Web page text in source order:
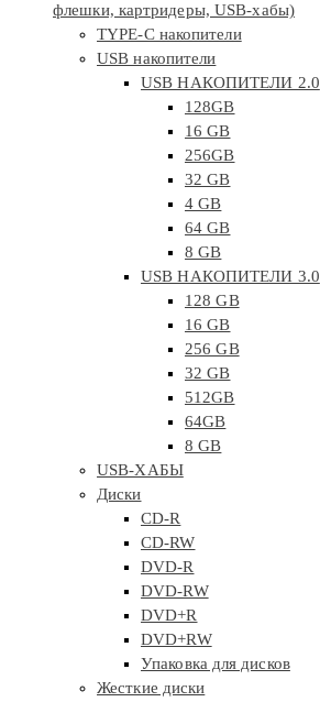
флешки, картридеры, USB-хабы)
TYPE-C накопители
USB накопители
USB НАКОПИТЕЛИ 2.0
128GB
16 GB
256GB
32 GB
4 GB
64 GB
8 GB
USB НАКОПИТЕЛИ 3.0
128 GB
16 GB
256 GB
32 GB
512GB
64GB
8 GB
USB-ХАБЫ
Диски
CD-R
CD-RW
DVD-R
DVD-RW
DVD+R
DVD+RW
Упаковка для дисков
Жесткие диски